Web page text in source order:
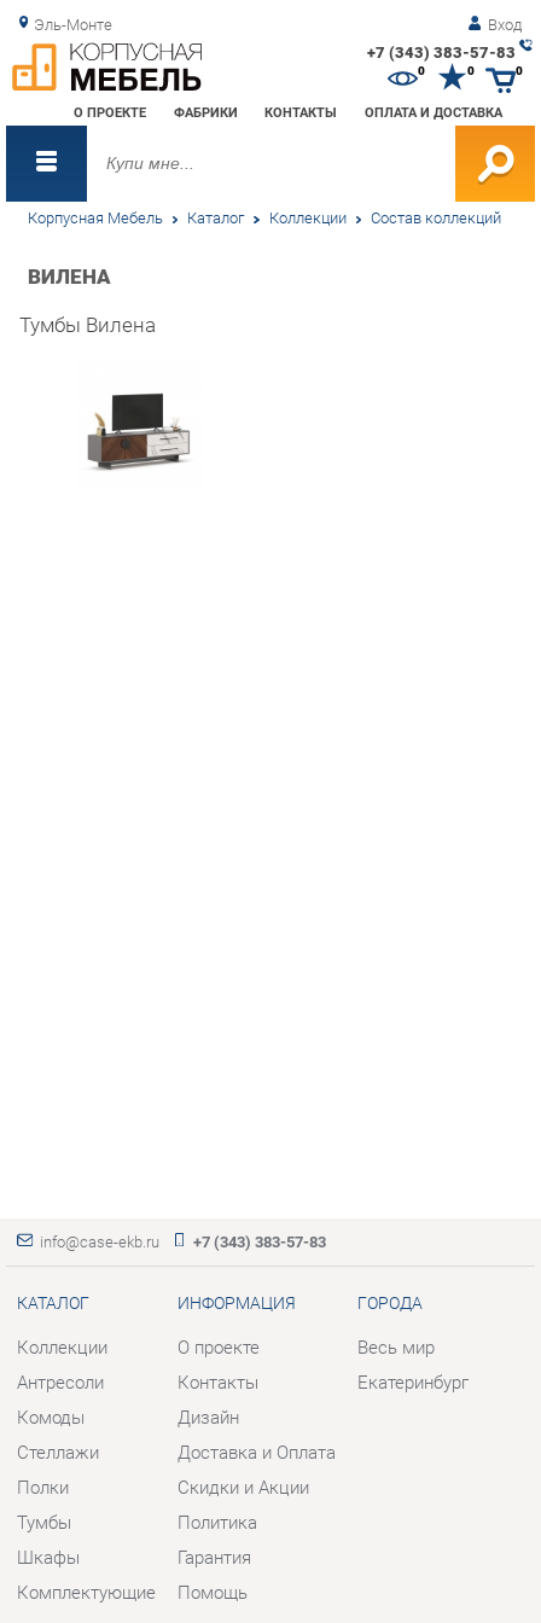
Эль-Монте Вход
+7 (343) 383-57-83
О ПРОЕКТЕ ФАБРИКИ КОНТАКТЫ ОПЛАТА И ДОСТАВКА
0 0
Корпусная Мебель Каталог Коллекции Состав коллекций
ВИЛЕНА
Тумбы Вилена
КАТАЛОГ
Коллекции
Комоды
Стеллажи
Полки
Тумбы
Шкафы
Комплектующие
ИНФОРМАЦИЯ
О проекте
Дизайн
Доставка и Оплата
Скидки и Акции
Политика
Гарантия
Помощь
Весь мир
КОНТАКТЫ